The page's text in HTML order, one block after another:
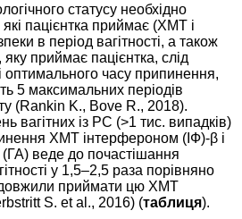
статусу необхідно
пацієнтка приймає (ХМТ і
в період вагітності, а також
приймає пацієнтка, слід
оптимального часу припинення,
5 максимальних періодів
(Rankin K., Bove R., 2018).
вагітних із РС (>1 тис. випадків)
ХМТ інтерфероном (ІФ)-β і
веде до почастішання
у 1,5–2,5 раза порівняно
приймати цю ХМТ
S. et al., 2016) (таб­лиця).